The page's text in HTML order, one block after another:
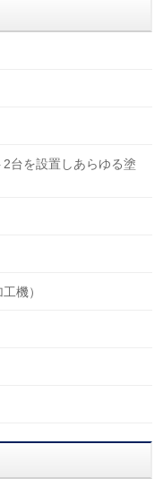
台を設置しあらゆる塗
機）